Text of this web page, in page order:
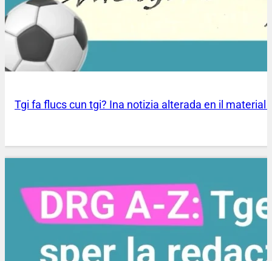
Tgi fa flucs cun tgi? Ina notizia alterada en il material